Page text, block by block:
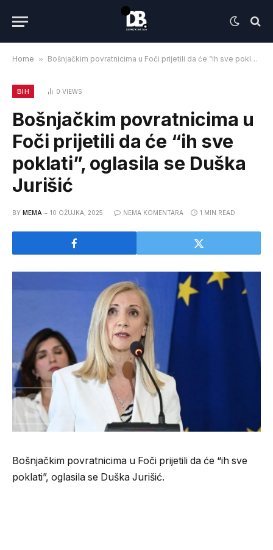
Home » Bošnjačkim povratnicima u Foči prijetili da će “ih sve poklati”, oglasila se Duška Jurišić
BIH 0 VIEWS
Bošnjačkim povratnicima u
Foči prijetili da će “ih sve
poklati”, oglasila se Duška
Jurišić
BY MEMA 10 OŽUJKA, 2025 NEMA KOMENTARA 1 MIN READ
Bošnjačkim povratnicima u Foči prijetili da će “ih sve
poklati”, oglasila se Duška Jurišić.